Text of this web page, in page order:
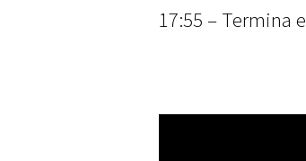
17:55 – Termina